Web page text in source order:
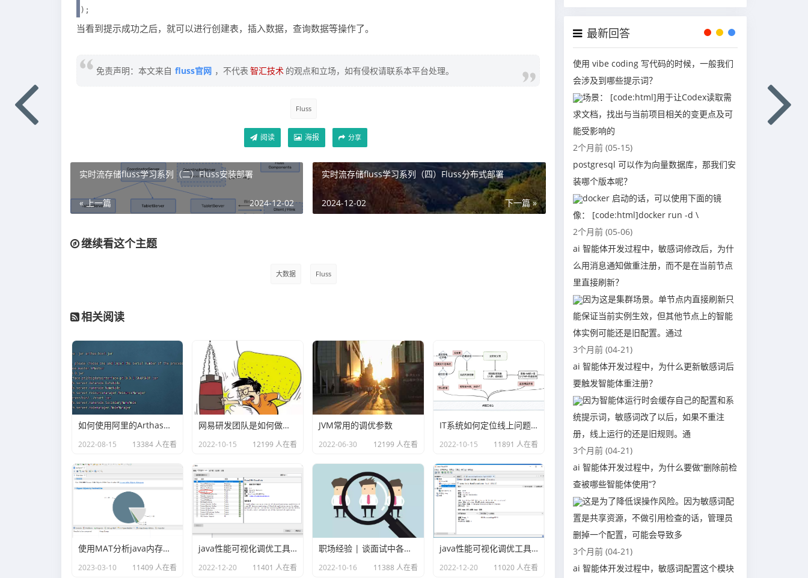
);
当看到提示成功之后，就可以进行创建表，插入数据，查询数据等操作了。
免责声明：本文来自 fluss官网 ，不代表 智汇技术 的观点和立场，如有侵权请联系本平台处理。
Fluss
阅读 海报 分享
实时流存储fluss学习系列（二）Fluss安装部署
« 上一篇 2024-12-02
实时流存储fluss学习系列（四）Fluss分布式部署
下一篇 »
2024-12-02
继续看这个主题
大数据 Fluss
相关阅读
如何使用阿里的Arthas快速定位正在线上运行的程序问题
2022-08-15 13384 人在看
网易研发团队是如何做故障演练的？
2022-10-15 12199 人在看
JVM常用的调优参数
2022-06-30 12199 人在看
IT系统如何定位线上问题？
2022-10-15 11891 人在看
使用MAT分析java内存溢出的原因
2023-03-10 11409 人在看
java性能可视化调优工具VisualVM插件之Visual GC
2022-12-20 11401 人在看
职场经验 | 谈面试中各种各样的坑
2022-10-16 11388 人在看
java性能可视化调优工具VisualVM
2022-12-20 11020 人在看
最新回答
使用 vibe coding 写代码的时候，一般我们
会涉及到哪些提示词？
场景： [code:html]用于让Codex读取需
求文档，找出与当前项目相关的变更点及可
能受影响的
2个月前 (05-15)
postgresql 可以作为向量数据库，那我们安
装哪个版本呢？
docker 启动的话，可以使用下面的镜
像： [code:html]docker run -d \
2个月前 (05-06)
ai 智能体开发过程中，敏感词修改后，为什
么用消息通知做重注册，而不是在当前节点
里直接刷新？
因为这是集群场景。单节点内直接刷新只
能保证当前实例生效，但其他节点上的智能
体实例可能还是旧配置。通过
3个月前 (04-21)
ai 智能体开发过程中，为什么更新敏感词后
要触发智能体重注册？
因为智能体运行时会缓存自己的配置和系
统提示词，敏感词改了以后，如果不重注
册，线上运行的还是旧规则。通
3个月前 (04-21)
ai 智能体开发过程中，为什么要做“删除前检
查被哪些智能体使用”？
这是为了降低误操作风险。因为敏感词配
置是共享资源，不做引用检查的话，管理员
删掉一个配置，可能会导致多
3个月前 (04-21)
ai 智能体开发过程中，敏感词配置这个模块